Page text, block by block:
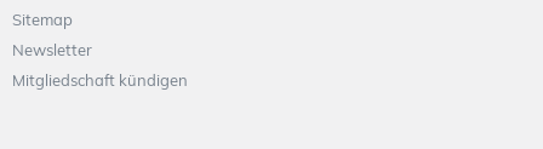
Sitemap
Newsletter
Mitgliedschaft kündigen